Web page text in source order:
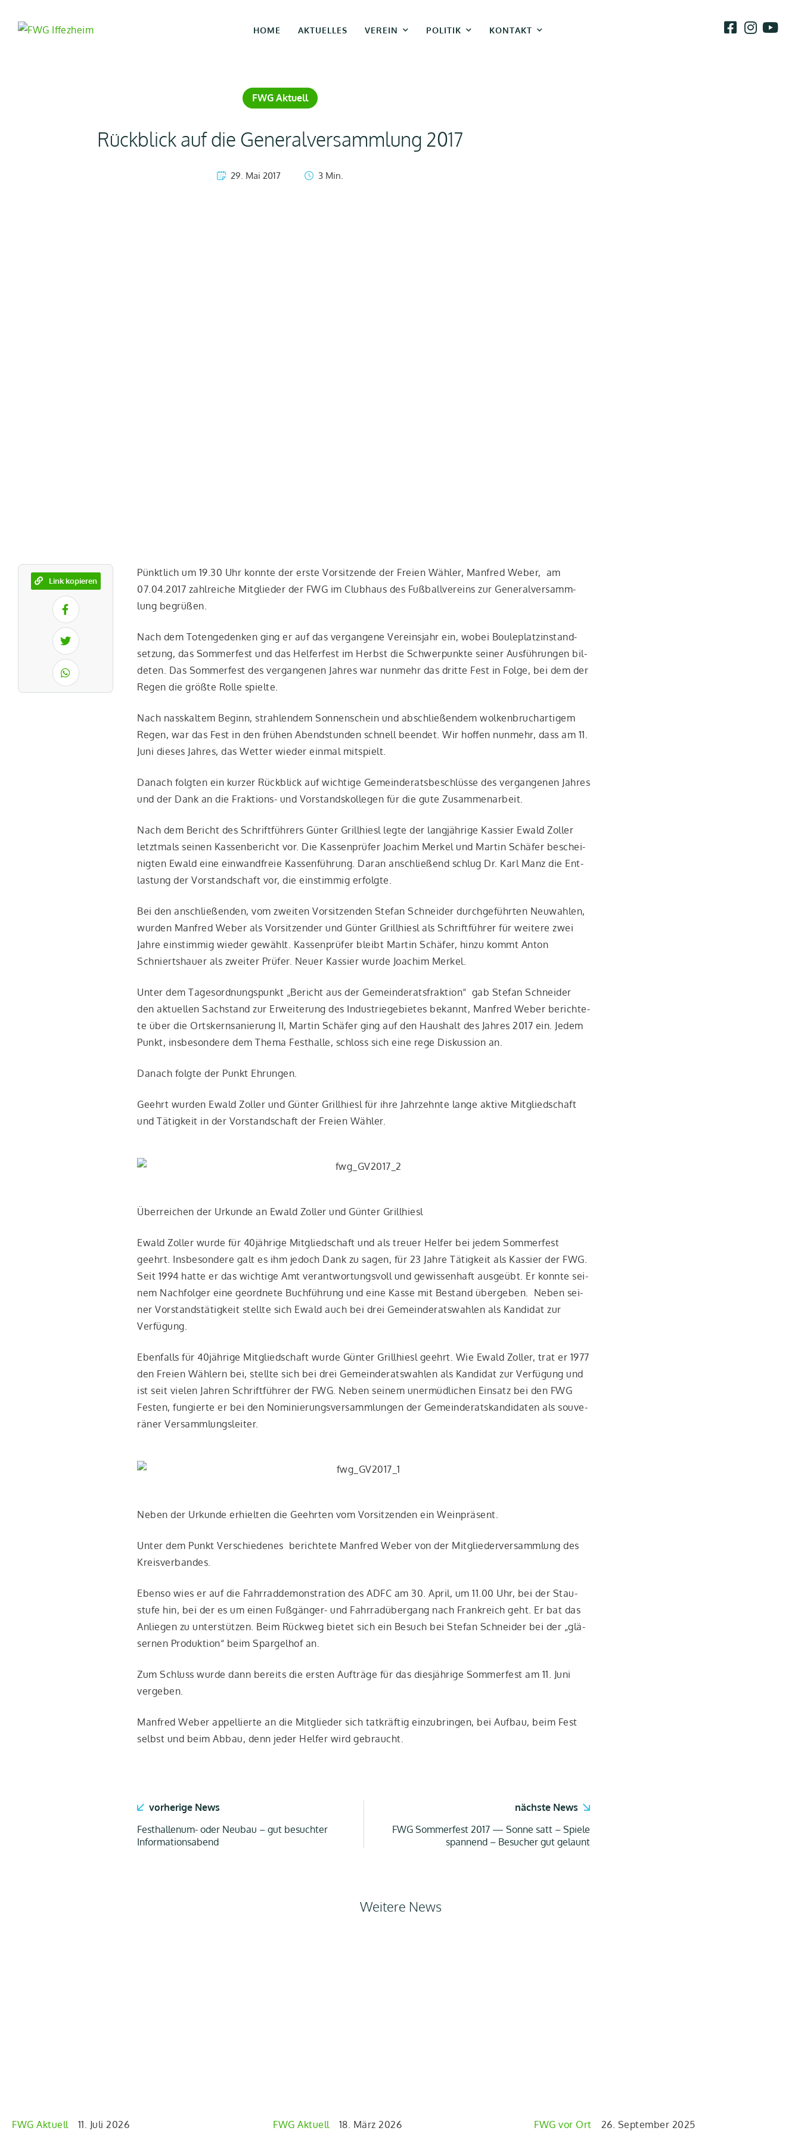
HOME AKTUELLES VEREIN POLITIK KONTAKT
FWG Aktuell
Rückblick auf die Generalversammlung 2017
29. Mai 2017 3 Min.
Link kopieren
Pünkt­lich um 19.30 Uhr konn­te der ers­te Vor­sit­zen­de der Frei­en Wäh­ler, Man­fred Weber, am
07.04.2017 zahl­rei­che Mit­glie­der der FWG im Club­haus des Fuß­ball­ver­eins zur Gene­ral­ver­samm­
lung begrüßen.
Nach dem Toten­ge­den­ken ging er auf das ver­gan­ge­ne Ver­eins­jahr ein, wobei Boule­platz­in­stand­
set­zung, das Som­mer­fest und das Hel­fer­fest im Herbst die Schwer­punk­te sei­ner Aus­füh­run­gen bil­
de­ten. Das Som­mer­fest des ver­gan­ge­nen Jah­res war nun­mehr das drit­te Fest in Fol­ge, bei dem der
Regen die größ­te Rol­le spielte.
Nach nass­kal­tem Beginn, strah­len­dem Son­nen­schein und abschlie­ßen­dem wol­ken­bruch­ar­ti­gem
Regen, war das Fest in den frü­hen Abend­stun­den schnell been­det. Wir hof­fen nun­mehr, dass am 11.
Juni die­ses Jah­res, das Wet­ter wie­der ein­mal mitspielt.
Danach folg­ten ein kur­zer Rück­blick auf wich­ti­ge Gemein­de­rats­be­schlüs­se des ver­gan­ge­nen Jah­res
und der Dank an die Frak­ti­ons- und Vor­stands­kol­le­gen für die gute Zusammenarbeit.
Nach dem Bericht des Schrift­füh­rers Gün­ter Grill­hiesl leg­te der lang­jäh­ri­ge Kas­sier Ewald Zol­ler
letzt­mals sei­nen Kas­sen­be­richt vor. Die Kas­sen­prü­fer Joa­chim Mer­kel und Mar­tin Schä­fer beschei­
nig­ten Ewald eine ein­wand­freie Kas­sen­füh­rung. Dar­an anschlie­ßend schlug Dr. Karl Manz die Ent­
las­tung der Vor­stand­schaft vor, die ein­stim­mig erfolgte.
Bei den anschlie­ßen­den, vom zwei­ten Vor­sit­zen­den Ste­fan Schnei­der durch­ge­führ­ten Neu­wah­len,
wur­den Man­fred Weber als Vor­sit­zen­der und Gün­ter Grill­hiesl als Schrift­füh­rer für wei­te­re zwei
Jah­re ein­stim­mig wie­der gewählt. Kas­sen­prü­fer bleibt Mar­tin Schä­fer, hin­zu kommt Anton
Schniertshau­er als zwei­ter Prü­fer. Neu­er Kas­sier wur­de Joa­chim Merkel.
Unter dem Tages­ord­nungs­punkt „Bericht aus der Gemein­de­rats­frak­ti­on“ gab Ste­fan Schnei­der
den aktu­el­len Sach­stand zur Erwei­te­rung des Indus­trie­ge­bie­tes bekannt, Man­fred Weber berich­te­
te über die Orts­kern­sa­nie­rung II, Mar­tin Schä­fer ging auf den Haus­halt des Jah­res 2017 ein. Jedem
Punkt, ins­be­son­de­re dem The­ma Fest­hal­le, schloss sich eine rege Dis­kus­si­on an.
Danach folg­te der Punkt Ehrungen.
Geehrt wur­den Ewald Zol­ler und Gün­ter Grill­hiesl für ihre Jahr­zehn­te lan­ge akti­ve Mit­glied­schaft
und Tätig­keit in der Vor­stand­schaft der Frei­en Wähler.
Über­rei­chen der Urkun­de an Ewald Zol­ler und Gün­ter Grillhiesl
Ewald Zol­ler wur­de für 40jährige Mit­glied­schaft und als treu­er Hel­fer bei jedem Som­mer­fest
geehrt. Ins­be­son­de­re galt es ihm jedoch Dank zu sagen, für 23 Jah­re Tätig­keit als Kas­sier der FWG.
Seit 1994 hat­te er das wich­ti­ge Amt ver­ant­wor­tungs­voll und gewis­sen­haft aus­ge­übt. Er konn­te sei­
nem Nach­fol­ger eine geord­ne­te Buch­füh­rung und eine Kas­se mit Bestand über­ge­ben. Neben sei­
ner Vor­stands­tä­tig­keit stell­te sich Ewald auch bei drei Gemein­de­rats­wah­len als Kan­di­dat zur
Verfügung.
Eben­falls für 40jährige Mit­glied­schaft wur­de Gün­ter Grill­hiesl geehrt. Wie Ewald Zol­ler, trat er 1977
den Frei­en Wäh­lern bei, stell­te sich bei drei Gemein­de­rats­wah­len als Kan­di­dat zur Ver­fü­gung und
ist seit vie­len Jah­ren Schrift­füh­rer der FWG. Neben sei­nem uner­müd­li­chen Ein­satz bei den FWG
Fes­ten, fun­gier­te er bei den Nomi­nie­rungs­ver­samm­lun­gen der Gemein­de­rats­kan­di­da­ten als sou­ve­
rä­ner Versammlungsleiter.
Neben der Urkun­de erhiel­ten die Geehr­ten vom Vor­sit­zen­den ein Weinpräsent.
Unter dem Punkt Ver­schie­de­nes berich­te­te Man­fred Weber von der Mit­glie­der­ver­samm­lung des
Kreisverbandes.
Eben­so wies er auf die Fahr­rad­de­mons­tra­ti­on des ADFC am 30. April, um 11.00 Uhr, bei der Stau­
stu­fe hin, bei der es um einen Fuß­gän­ger- und Fahr­rad­über­gang nach Frank­reich geht. Er bat das
Anlie­gen zu unter­stüt­zen. Beim Rück­weg bie­tet sich ein Besuch bei Ste­fan Schnei­der bei der „glä­
ser­nen Pro­duk­ti­on“ beim Spar­gel­hof an.
Zum Schluss wur­de dann bereits die ers­ten Auf­trä­ge für das dies­jäh­ri­ge Som­mer­fest am 11. Juni
vergeben.
Man­fred Weber appel­lier­te an die Mit­glie­der sich tat­kräf­tig ein­zu­brin­gen, bei Auf­bau, beim Fest
selbst und beim Abbau, denn jeder Hel­fer wird gebraucht.
vorherige News
Festhallenum- oder Neubau – gut besuchter
Informationsabend
nächste News
FWG Sommerfest 2017 — Sonne satt – Spiele
spannend – Besucher gut gelaunt
Weitere News
FWG Aktuell 11. Juli 2026 FWG Aktuell 18. März 2026 FWG vor Ort 26. September 2025